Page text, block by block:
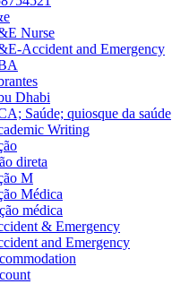
Nurse
Accident and Emergency
Dhabi
Saúde; quiosque da saúde
Writing
direta
M
Médica
médica
& Emergency
and Emergency